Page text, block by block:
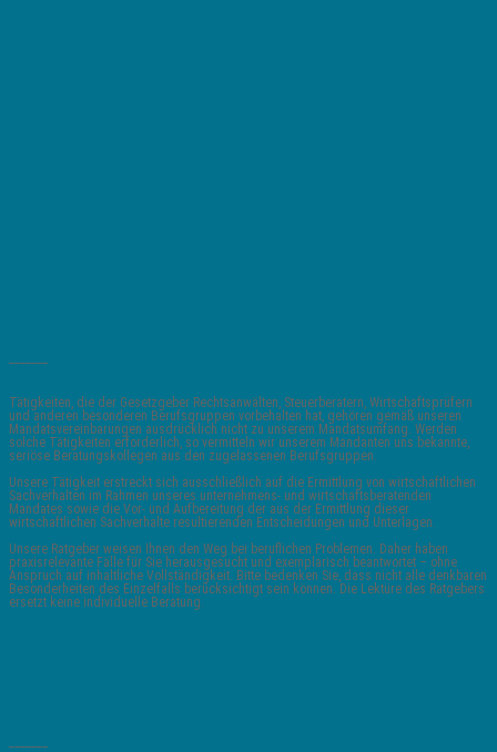
Tätigkeiten, die der Gesetzgeber Rechtsanwälten, Steuerberatern, Wirtschaftsprüfern
und anderen besonderen Berufsgruppen vorbehalten hat, gehören gemäß unseren
Mandatsvereinbarungen ausdrücklich nicht zu unserem Mandatsumfang. Werden
solche Tätigkeiten erforderlich, so vermitteln wir unserem Mandanten uns bekannte,
seriöse Beratungskollegen aus den zugelassenen Berufsgruppen.
Unsere Tätigkeit erstreckt sich ausschließlich auf die Ermittlung von wirtschaftlichen
Sachverhalten im Rahmen unseres unternehmens- und wirtschaftsberatenden
Mandates sowie die Vor- und Aufbereitung der aus der Ermittlung dieser
wirtschaftlichen Sachverhalte resultierenden Entscheidungen und Unterlagen.
Unsere Ratgeber weisen Ihnen den Weg bei beruflichen Problemen. Daher haben
praxisrelevante Fälle für Sie herausgesucht und exemplarisch beantwortet – ohne
Anspruch auf inhaltliche Vollständigkeit. Bitte bedenken Sie, dass nicht alle denkbaren
Besonderheiten des Einzelfalls berücksichtigt sein können. Die Lektüre des Ratgebers
ersetzt keine individuelle Beratung.